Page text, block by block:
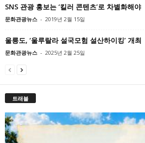
SNS 관광 홍보는 ‘킬러 콘텐츠’로 차별화해야
문화관광뉴스 - 2019년 2월 15일
울릉도, ‘울루랄라 설국모험 설산하이킹’ 개최
문화관광뉴스 - 2025년 2월 25일
트래블